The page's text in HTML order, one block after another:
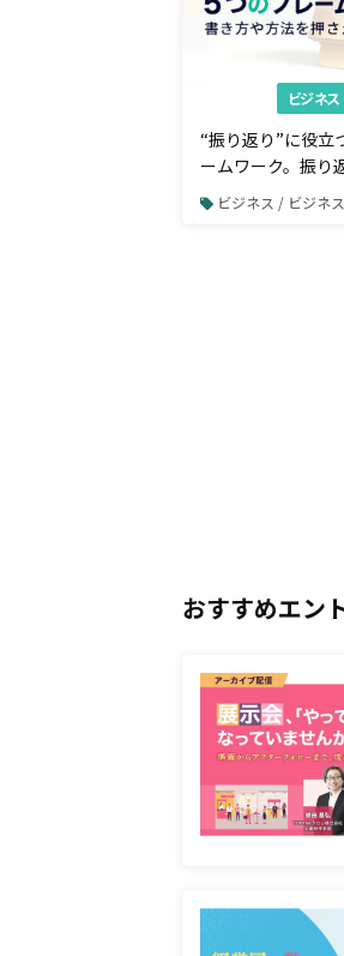
ビジネス
“振り返り”に役立
ームワーク。振り
の書き方や方法を
ビジネス / ビジネ
おすすめエン